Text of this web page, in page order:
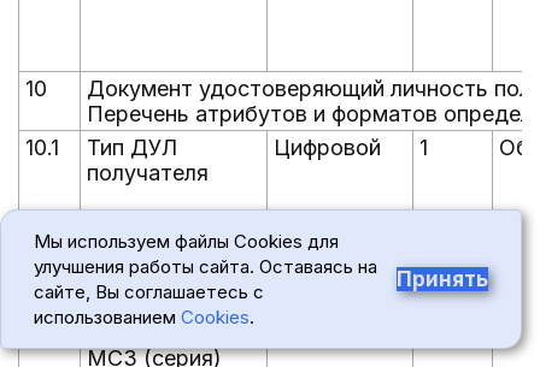
10
Документ удостоверяющий личность
Перечень атрибутов и форматов
10.1
Тип ДУЛ
получателя
Цифровой 1
ДУЛ
МСЗ (серия)
4
Мы используем файлы Cookies для
улучшения работы сайта. Оставаясь на
сайте, Вы соглашаетесь с
использованием Cookies.
Принять